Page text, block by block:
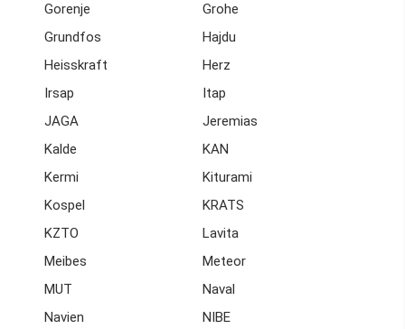
Gorenje
Grohe
Grundfos
Hajdu
Heisskraft
Herz
Irsap
Itap
JAGA
Jeremias
Kalde
KAN
Kermi
Kiturami
Kospel
KRATS
KZTO
Lavita
Meibes
Meteor
MUT
Naval
Navien
NIBE